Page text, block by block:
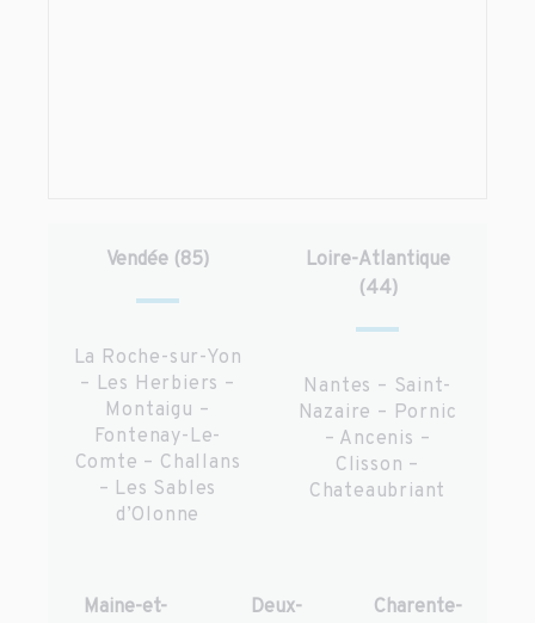
Vendée (85)
La Roche-sur-Yon
– Les Herbiers –
Montaigu –
Fontenay-Le-
Comte – Challans
– Les Sables
d’Olonne
Loire-Atlantique
(44)
Nantes – Saint-
Nazaire – Pornic
– Ancenis –
Clisson –
Chateaubriant
Maine-et-
Deux-
Charente-